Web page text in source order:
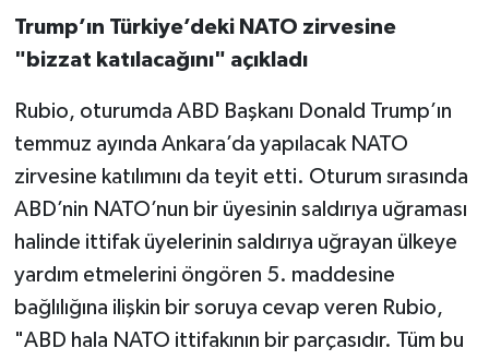
Trump’ın Türkiye’deki NATO zirvesine
"bizzat katılacağını" açıkladı
Rubio, oturumda ABD Başkanı Donald Trump’ın
temmuz ayında Ankara’da yapılacak NATO
zirvesine katılımını da teyit etti. Oturum sırasında
ABD’nin NATO’nun bir üyesinin saldırıya uğraması
halinde ittifak üyelerinin saldırıya uğrayan ülkeye
yardım etmelerini öngören 5. maddesine
bağlılığına ilişkin bir soruya cevap veren Rubio,
"ABD hala NATO ittifakının bir parçasıdır. Tüm bu